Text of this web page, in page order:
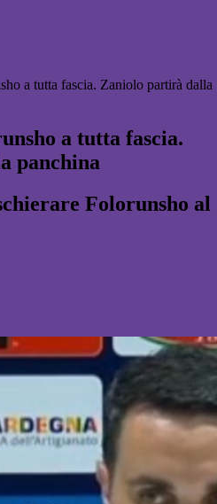
a tutta fascia. Zaniolo partirà dalla
a tutta fascia.
panchina
Folorunsho al